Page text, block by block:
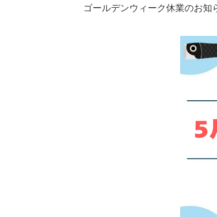
ゴールデンウィーク休業のお知